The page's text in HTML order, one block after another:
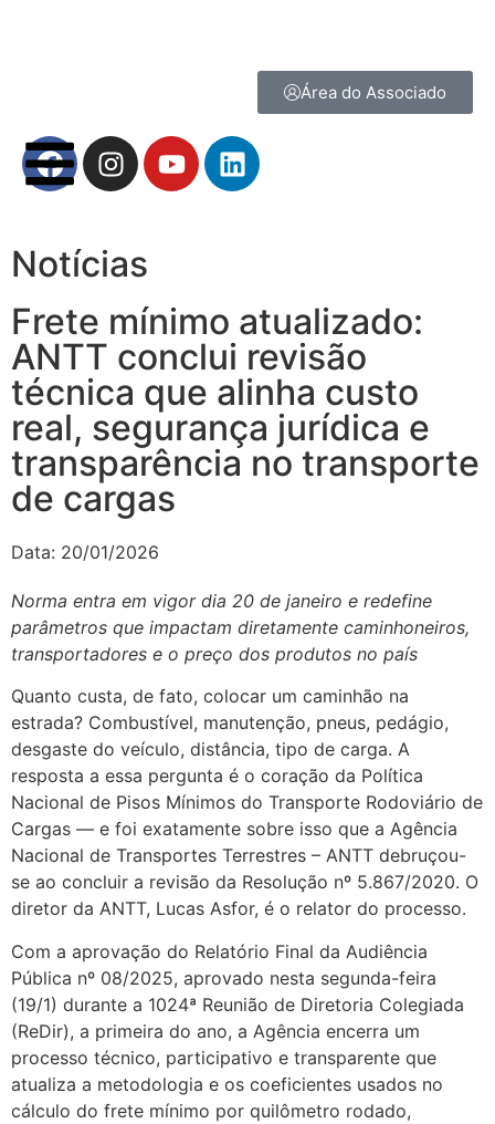
Área do Associado
Notícias
Frete mínimo atualizado:
ANTT conclui revisão
técnica que alinha custo
real, segurança jurídica e
transparência no transporte
de cargas
Data: 20/01/2026
Norma entra em vigor dia 20 de janeiro e redefine
parâmetros que impactam diretamente caminhoneiros,
transportadores e o preço dos produtos no país
Quanto custa, de fato, colocar um caminhão na
estrada? Combustível, manutenção, pneus, pedágio,
desgaste do veículo, distância, tipo de carga. A
resposta a essa pergunta é o coração da Política
Nacional de Pisos Mínimos do Transporte Rodoviário de
Cargas — e foi exatamente sobre isso que a Agência
Nacional de Transportes Terrestres – ANTT debruçou-
se ao concluir a revisão da Resolução nº 5.867/2020. O
diretor da ANTT, Lucas Asfor, é o relator do processo.
Com a aprovação do Relatório Final da Audiência
Pública nº 08/2025, aprovado nesta segunda-feira
(19/1) durante a 1024ª Reunião de Diretoria Colegiada
(ReDir), a primeira do ano, a Agência encerra um
processo técnico, participativo e transparente que
atualiza a metodologia e os coeficientes usados no
cálculo do frete mínimo por quilômetro rodado,